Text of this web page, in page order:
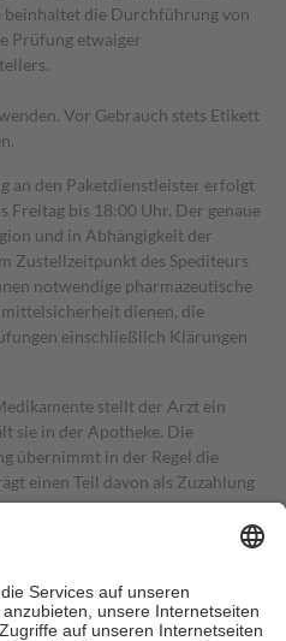
die Durchführung von
Prüfung etwaiger
Vor Gebrauch stets Etikett
an den Paketdienstleister erfolgt
Freitag bis 18:00 Uhr. Der genaue
und in Abhängigkeit der
Zustellzeitpunkt des Spediteurs
notwendige pharmazeutische
dienen, die
einschließlich Klärungen
stellt der Arzt ein
sie in der Apotheke. Die
übernimmt in der Regel die
einen Teil davon als Zuzahlung
in Höhe von zehn
nie mehr als die tatsächlichen
auch für Online-Apotheken.